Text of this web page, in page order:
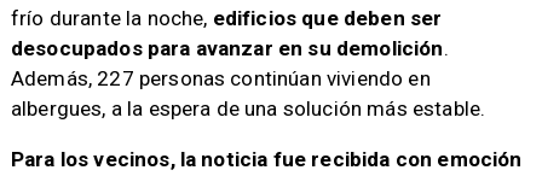
frío durante la noche, edificios que deben ser
desocupados para avanzar en su demolición.
Además, 227 personas continúan viviendo en
albergues, a la espera de una solución más estable.
Para los vecinos, la noticia fue recibida con emoción